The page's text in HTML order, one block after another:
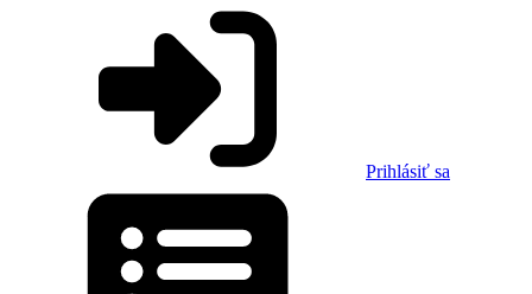
Prihlásiť sa